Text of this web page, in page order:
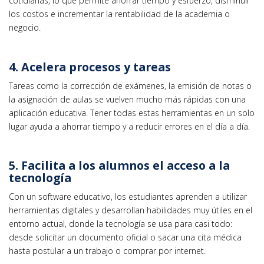
los costos e incrementar la rentabilidad de la academia o
negocio.
4. Acelera procesos y tareas
Tareas como la corrección de exámenes, la emisión de notas o
la asignación de aulas se vuelven mucho más rápidas con una
aplicación educativa. Tener todas estas herramientas en un solo
lugar ayuda a ahorrar tiempo y a reducir errores en el día a día.
5. Facilita a los alumnos el acceso a la
tecnología
Con un software educativo, los estudiantes aprenden a utilizar
herramientas digitales y desarrollan habilidades muy útiles en el
entorno actual, donde la tecnología se usa para casi todo:
desde solicitar un documento oficial o sacar una cita médica
hasta postular a un trabajo o comprar por internet.